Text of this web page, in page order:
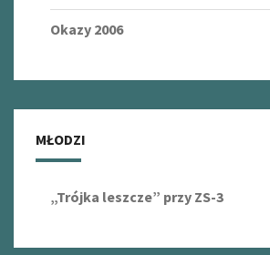
Okazy 2006
MŁODZI
„Trójka leszcze” przy ZS-3